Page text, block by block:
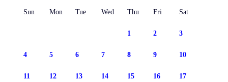
Sun Mon Tue Wed Thu Fri Sat
1 2 3
4 5 6 7 8 9 10
11 12 13 14 15 16 17